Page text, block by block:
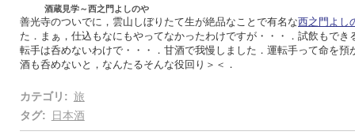
酒蔵見学～西之門よしのや
善光寺のついでに，雲山しぼりたて生が絶品なことで有名な西之門よし
た．まぁ，仕込もなにもやってなかったわけですが・・・．試飲もでき
転手は呑めないわけで・・・．甘酒で我慢しました．運転手って命を預
酒も呑めないと，なんたるそんな役回り＞＜．
カテゴリ : 旅
タグ: 日本酒